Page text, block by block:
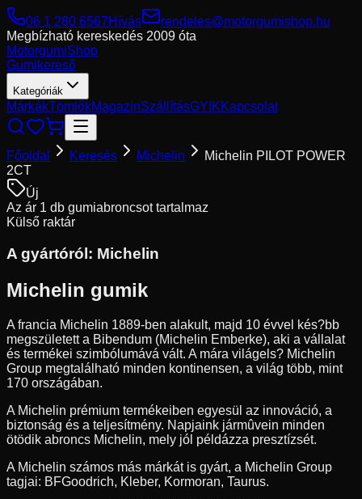
06 1 280 6567Hívás
rendeles@motorgumishop.hu
Megbízható kereskedés 2009 óta
MotorgumiShop
Gumikereső
Kategóriák
MárkákTömlőkMagazinSzállításGYIKKapcsolat
Főoldal Keresés Michelin
Michelin PILOT POWER
2CT
Új
Az ár 1 db gumiabroncsot tartalmaz
Külső raktár
A gyártóról: Michelin
Michelin gumik
A francia Michelin 1889-ben alakult, majd 10 évvel kés?bb
megszületett a Bibendum (Michelin Emberke), aki a vállalat
és termékei szimbólumává vált. A mára világels? Michelin
Group megtalálható minden kontinensen, a világ több, mint
170 országában.
A Michelin prémium termékeiben egyesül az innováció, a
biztonság és a teljesítmény. Napjaink jármûvein minden
ötödik abroncs Michelin, mely jól példázza presztízsét.
A Michelin számos más márkát is gyárt, a Michelin Group
tagjai: BFGoodrich, Kleber, Kormoran, Taurus.